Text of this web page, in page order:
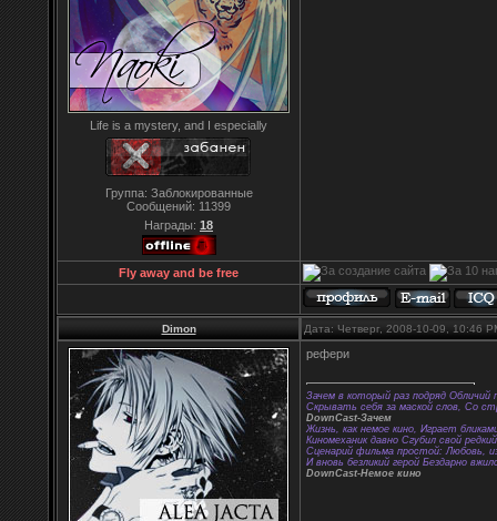
Life is a mystery, and I especially
Группа: Заблокированные
Сообщений: 11399
Награды: 18
Fly away and be free
Dimon Дата: Четверг, 2008-10-09, 10:46
рефери
Зачем в который раз подряд Обличий
Скрывать себя за маской слов, Со
DownCast-Зачем
Жизнь, как немое кино, Играет
Киномеханик давно Сгубил свой
Сценарий фильма простой: Любовь,
И вновь безликий герой Бездарно
DownCast-Немое кино